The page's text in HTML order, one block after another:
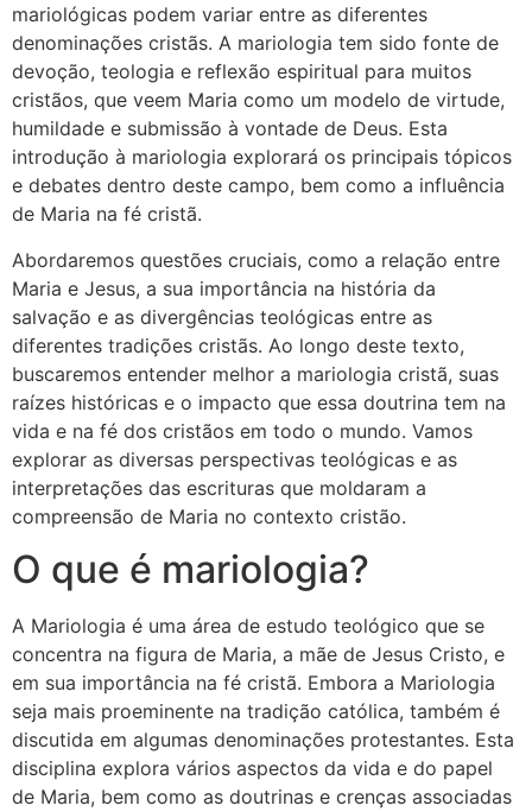
mariológicas podem variar entre as diferentes
denominações cristãs. A mariologia tem sido fonte de
devoção, teologia e reflexão espiritual para muitos
cristãos, que veem Maria como um modelo de virtude,
humildade e submissão à vontade de Deus. Esta
introdução à mariologia explorará os principais tópicos
e debates dentro deste campo, bem como a influência
de Maria na fé cristã.
Abordaremos questões cruciais, como a relação entre
Maria e Jesus, a sua importância na história da
salvação e as divergências teológicas entre as
diferentes tradições cristãs. Ao longo deste texto,
buscaremos entender melhor a mariologia cristã, suas
raízes históricas e o impacto que essa doutrina tem na
vida e na fé dos cristãos em todo o mundo. Vamos
explorar as diversas perspectivas teológicas e as
interpretações das escrituras que moldaram a
compreensão de Maria no contexto cristão.
O que é mariologia?
A Mariologia é uma área de estudo teológico que se
concentra na figura de Maria, a mãe de Jesus Cristo, e
em sua importância na fé cristã. Embora a Mariologia
seja mais proeminente na tradição católica, também é
discutida em algumas denominações protestantes. Esta
disciplina explora vários aspectos da vida e do papel
de Maria, bem como as doutrinas e crenças associadas